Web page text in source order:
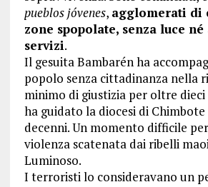
pueblos jóvenes, agglomerati di
zone spopolate, senza luce né
servizi.
Il gesuita Bambarén ha
popolo senza cittadinanza nella
minimo di giustizia per oltre dieci
ha guidato la diocesi di
decenni. Un momento difficile
violenza scatenata dai ribelli
Luminoso.
I terroristi lo consideravano un